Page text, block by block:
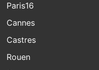
Paris16
Cannes
Castres
Rouen